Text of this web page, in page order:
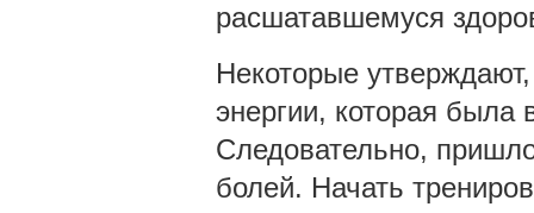
расшатавшемуся
Некоторые
энергии, которая была
Следовательно,
болей. Начать